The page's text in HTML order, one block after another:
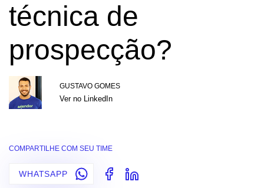
técnica de
prospecção?
GUSTAVO GOMES
Ver no LinkedIn
COMPARTILHE COM SEU TIME
WHATSAPP